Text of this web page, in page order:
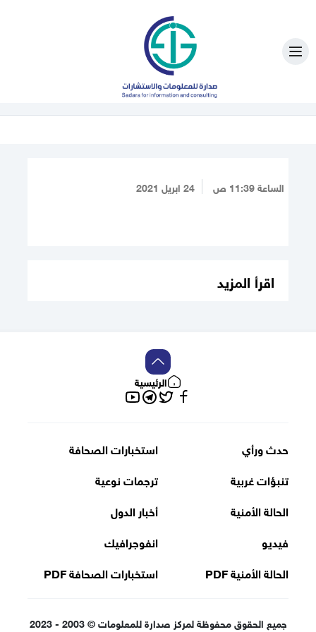
الساعة 11:39 ص 24 ابريل 2021
اقرأ المزيد
الرئيسية
فيسبوك
تويترتلغراميوتيوب
حدث ورأي
استخبارات الصحافة
تنبؤات غربية
ترجمات نوعية
الحالة الأمنية
أخبار الدول
فيديو
انفوجرافيك
الحالة الأمنية PDF
استخبارات الصحافة PDF
جميع الحقوق محفوظة لمركز صدارة للمعلومات © 2003 - 2023